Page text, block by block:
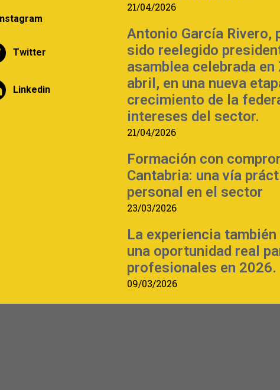
Twitter
Linkedin
21/04/2026
Antonio García Rivero,
sido reelegido
asamblea celebrada
abril, en una nueva
crecimiento de la
intereses del sector.
21/04/2026
Formación con
Cantabria: una vía
personal en el sector
23/03/2026
La experiencia
una oportunidad real
profesionales en 2026.
09/03/2026